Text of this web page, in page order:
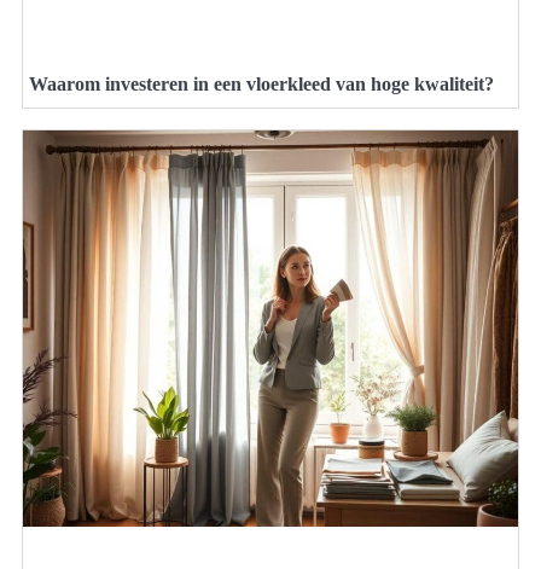
Waarom investeren in een vloerkleed van hoge kwaliteit?